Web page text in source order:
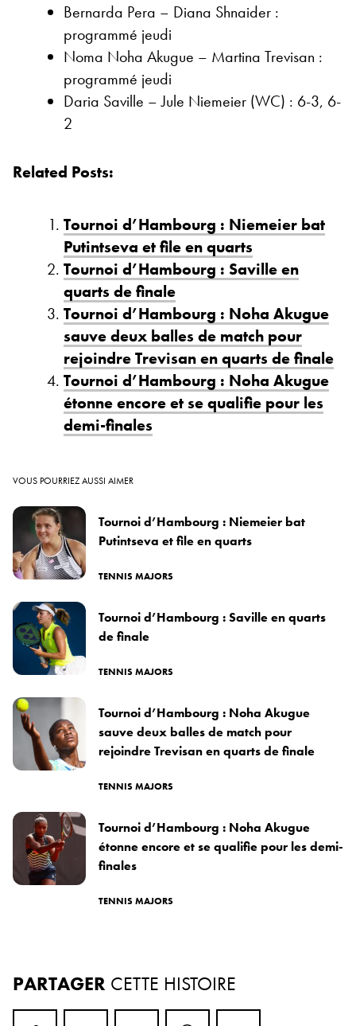
Bernarda Pera – Diana Shnaider :
programmé jeudi
Noma Noha Akugue – Martina Trevisan :
programmé jeudi
Daria Saville – Jule Niemeier (WC) : 6-3, 6-
2
Related Posts:
Tournoi d’Hambourg : Niemeier bat
Putintseva et file en quarts
Tournoi d’Hambourg : Saville en
quarts de finale
Tournoi d’Hambourg : Noha Akugue
sauve deux balles de match pour
rejoindre Trevisan en quarts de finale
Tournoi d’Hambourg : Noha Akugue
étonne encore et se qualifie pour les
demi-finales
VOUS POURRIEZ AUSSI AIMER
Tournoi d’Hambourg : Niemeier bat
Putintseva et file en quarts
TENNIS MAJORS
Tournoi d’Hambourg : Saville en quarts
de finale
TENNIS MAJORS
Tournoi d’Hambourg : Noha Akugue
sauve deux balles de match pour
rejoindre Trevisan en quarts de finale
TENNIS MAJORS
Tournoi d’Hambourg : Noha Akugue
étonne encore et se qualifie pour les demi-
finales
TENNIS MAJORS
PARTAGER CETTE HISTOIRE